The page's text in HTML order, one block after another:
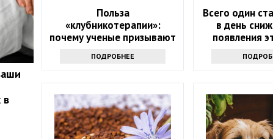
в
Польза
«клубникотерапии»:
почему ученые призывают
людей в возрасте 50+
налегать на эту ягоду
ПОДРОБНЕЕ
Всего один
в день
появления
только